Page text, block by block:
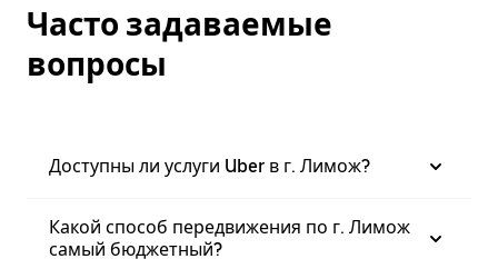
Часто задаваемые
вопросы
Доступны ли услуги Uber в г. Лимож?
Какой способ передвижения по г. Лимож
самый бюджетный?